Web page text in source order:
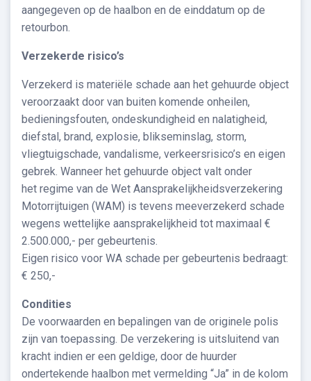
aangegeven op de haalbon en de einddatum op de
retourbon.
Verzekerde risico’s
Verzekerd is materiële schade aan het gehuurde object
veroorzaakt door van buiten komende onheilen,
bedieningsfouten, ondeskundigheid en nalatigheid,
diefstal, brand, explosie, blikseminslag, storm,
vliegtuigschade, vandalisme, verkeersrisico’s en eigen
gebrek. Wanneer het gehuurde object valt onder
het regime van de Wet Aansprakelijkheidsverzekering
Motorrijtuigen (WAM) is tevens meeverzekerd schade
wegens wettelijke aansprakelijkheid tot maximaal €
2.500.000,- per gebeurtenis.
Eigen risico voor WA schade per gebeurtenis bedraagt:
€ 250,-
Condities
De voorwaarden en bepalingen van de originele polis
zijn van toepassing. De verzekering is uitsluitend van
kracht indien er een geldige, door de huurder
ondertekende haalbon met vermelding “Ja” in de kolom